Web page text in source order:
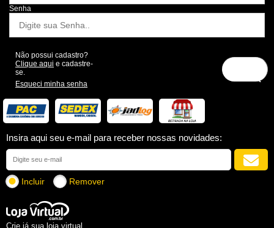
Senha
Não possui cadastro?
Clique aqui e cadastre-
se.
Esqueci minha senha
Insira aqui seu e-mail para receber nossas novidades:
Incluir Remover
Crie já sua loja virtual